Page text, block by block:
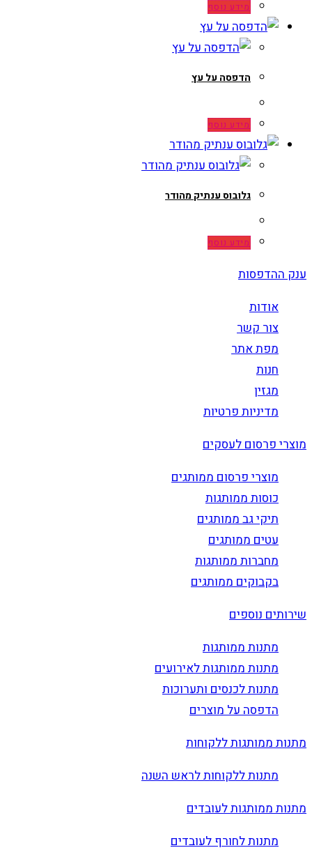
מידע נוסף
הדפסה על עץ
מידע נוסף
גלובוס ענתיק מהודר
מידע נוסף
ענק ההדפסות
אודות
צור קשר
מפת אתר
חנות
מגזין
מדיניות פרטיות
מוצרי פרסום לעסקים
מוצרי פרסום ממותגים
כוסות ממותגות
תיקי גב ממותגים
עטים ממותגים
מחברות ממותגות
בקבוקים ממותגים
שירותים נוספים
מתנות ממותגות
מתנות ממותגות לאירועים
מתנות לכנסים ותערוכות
הדפסה על מוצרים
מתנות ממותגות ללקוחות
מתנות ללקוחות לראש השנה
מתנות ממותגות לעובדים
מתנות לחורף לעובדים